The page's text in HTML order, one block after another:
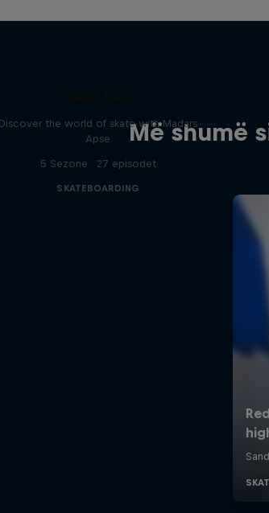
Më shumë
Discover the world of skate with Madars
Apse
5 Sezone · 27 episodet
SKATEBOARDING